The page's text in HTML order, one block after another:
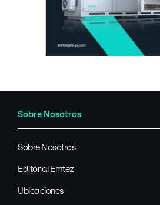
Sobre Nosotros
Sobre Nosotros
Editorial Emtez
Ubicaciones